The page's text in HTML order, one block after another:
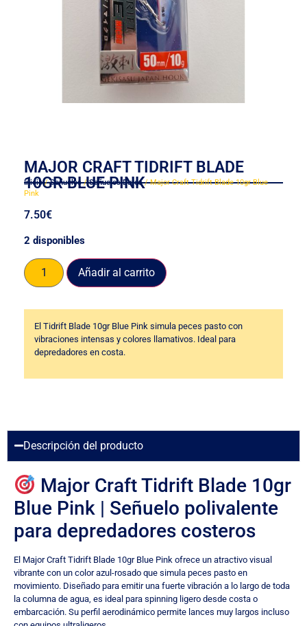
MAJOR CRAFT TIDRIFT BLADE
10GR BLUE PINK
Inicio/Señuelos/Señuelos Duros/ Major Craft Tidrift Blade 10gr Blue
Pink
7.50€
2 disponibles
Añadir al carrito
El Tidrift Blade 10gr Blue Pink simula peces pasto con
vibraciones intensas y colores llamativos. Ideal para
depredadores en costa.
Descripción del producto
Major Craft Tidrift Blade 10gr
Blue Pink | Señuelo polivalente
para depredadores costeros
El Major Craft Tidrift Blade 10gr Blue Pink ofrece un atractivo visual
vibrante con un color azul-rosado que simula peces pasto en
movimiento. Diseñado para emitir una fuerte vibración a lo largo de toda
la columna de agua, es ideal para spinning ligero desde costa o
embarcación. Su perfil aerodinámico permite lances muy largos incluso